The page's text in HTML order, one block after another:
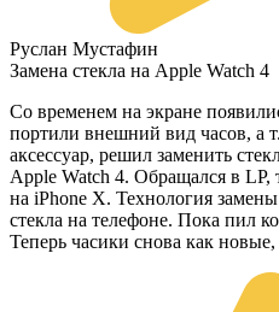
Руслан Мустафин
Замена стекла на Apple Watch 4
Со временем на экране
портили внешний вид часов, а
аксессуар, решил заменить
Apple Watch 4. Обращался в LP,
на iPhone X. Технология
стекла на телефоне. Пока пил
Теперь часики снова как новые,